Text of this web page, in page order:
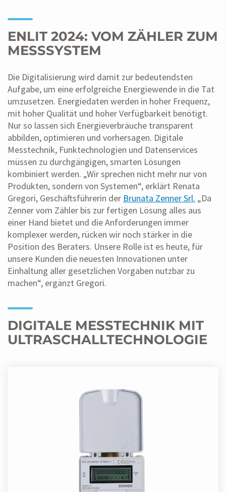
ENLIT 2024: VOM ZÄHLER ZUM
MESSSYSTEM
Die Digitalisierung wird damit zur bedeutendsten
Aufgabe, um eine erfolgreiche Energiewende in die Tat
umzusetzen. Energiedaten werden in hoher Frequenz,
mit hoher Qualität und hoher Verfügbarkeit benötigt.
Nur so lassen sich Energieverbräuche transparent
abbilden, optimieren und vorhersagen. Digitale
Messtechnik, Funktechnologien und Datenservices
müssen zu durchgängigen, smarten Lösungen
kombiniert werden. „Wir sprechen nicht mehr nur von
Produkten, sondern von Systemen“, erklärt Renata
Gregori, Geschäftsführerin der Brunata Zenner Srl. „Da
Zenner vom Zähler bis zur fertigen Lösung alles aus
einer Hand bietet und die Anforderungen immer
komplexer werden, rücken wir noch stärker in die
Position des Beraters. Unsere Rolle ist es heute, für
unsere Kunden die neuesten Innovationen unter
Einhaltung aller gesetzlichen Vorgaben nutzbar zu
machen“, ergänzt Gregori.
DIGITALE MESSTECHNIK MIT
ULTRASCHALLTECHNOLOGIE